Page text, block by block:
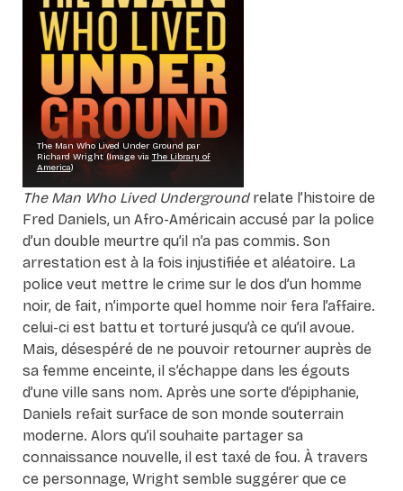
The Man Who Lived Under Ground par
Richard Wright (Image via The Library of
America)
The Man Who Lived Undergroundrelate l’histoire de
Fred Daniels, un Afro-Américain accusé par la police
d’un double meurtre qu’il n’a pas commis. Son
arrestation est à la fois injustifiée et aléatoire. La
police veut mettre le crime sur le dos d’un homme
noir, de fait, n’importe quel homme noir fera l’affaire.
celui-ci est battu et torturé jusqu’à ce qu’il avoue.
Mais, désespéré de ne pouvoir retourner auprès de
sa femme enceinte, il s’échappe dans les égouts
d’une ville sans nom. Après une sorte d’épiphanie,
Daniels refait surface de son monde souterrain
moderne. Alors qu’il souhaite partager sa
connaissance nouvelle, il est taxé de fou. À travers
ce personnage, Wright semble suggérer que ce